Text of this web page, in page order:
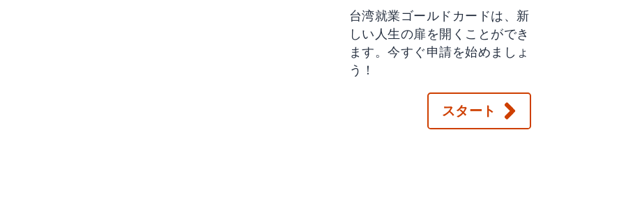
台湾就業ゴールドカードは、新
しい人生の扉を開くことができ
ます。今すぐ申請を始めましょ
う！
スタート